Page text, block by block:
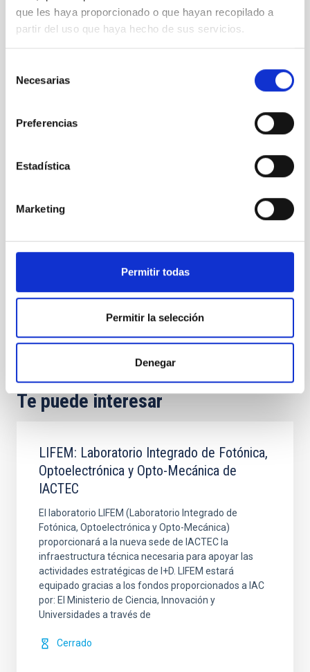
que les haya proporcionado o que hayan recopilado a
partir del uso que haya hecho de sus servicios.
Necesarias
Preferencias
Estadística
Marketing
Permitir todas
Permitir la selección
Denegar
Te puede interesar
LIFEM: Laboratorio Integrado de Fotónica,
Optoelectrónica y Opto-Mecánica de
IACTEC
El laboratorio LIFEM (Laboratorio Integrado de
Fotónica, Optoelectrónica y Opto-Mecánica)
proporcionará a la nueva sede de IACTEC la
infraestructura técnica necesaria para apoyar las
actividades estratégicas de I+D. LIFEM estará
equipado gracias a los fondos proporcionados a IAC
por: El Ministerio de Ciencia, Innovación y
Universidades a través de
Cerrado